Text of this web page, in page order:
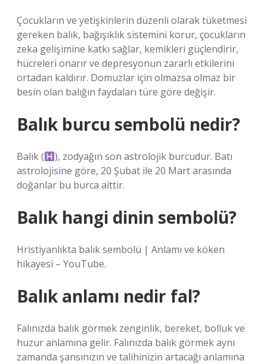
Çocukların ve yetişkinlerin düzenli olarak tüketmesi
gereken balık, bağışıklık sistemini korur, çocukların
zeka gelişimine katkı sağlar, kemikleri güçlendirir,
hücreleri onarır ve depresyonun zararlı etkilerini
ortadan kaldırır. Domuzlar için olmazsa olmaz bir
besin olan balığın faydaları türe göre değişir.
Balık burcu sembolü nedir?
Balık (
), zodyağın son astrolojik burcudur. Batı
astrolojisine göre, 20 Şubat ile 20 Mart arasında
doğanlar bu burca aittir.
Balık hangi dinin sembolü?
Hristiyanlıkta balık sembolü | Anlamı ve köken
hikayesi – YouTube.
Balık anlamı nedir fal?
Falınızda balık görmek zenginlik, bereket, bolluk ve
huzur anlamına gelir. Falınızda balık görmek aynı
zamanda şansınızın ve talihinizin artacağı anlamına